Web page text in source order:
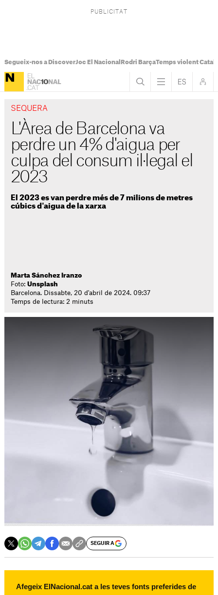
Segueix-nos a DiscoverJoc El Nacional Rodri BarçaTemps violent
SEQUERA
L'Àrea de Barcelona va
perdre un 4% d'aigua per
culpa del consum il·legal el
2023
El 2023 es van perdre més de 7 milions de metres
cúbics d'aigua de la xarxa
Marta Sánchez Iranzo
Foto:Unsplash
Barcelona. Dissabte, 20 d'abril de 2024. 09:37
Temps de lectura: 2 minuts
SEGUIR A
Afegeix ElNacional.cat a les teves fonts preferides de